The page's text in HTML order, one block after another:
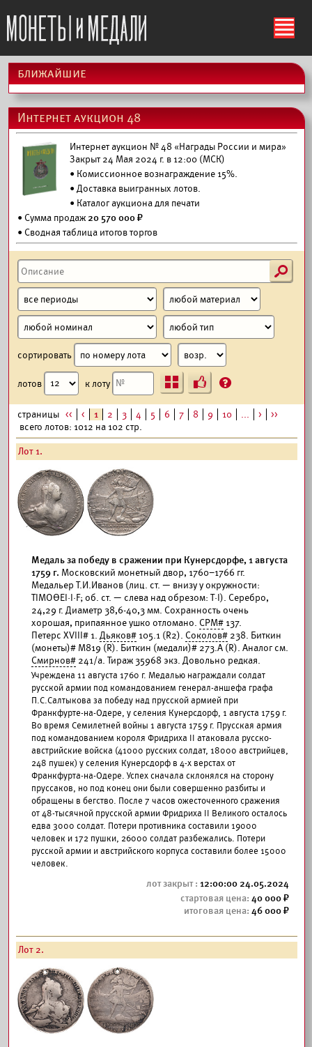
ś
ближайшие
Интернет аукцион 48
Интернет аукцион № 48 «Награды России и мира»
Закрыт 24 Мая 2024 г. в 12:00 (МСК)
• Комиссионное вознаграждение 15%.
•Доставка выигранных лотов.
• Каталог аукциона для печати
• Сумма продаж 20 570 000 ₽
• Сводная таблица итогов торгов
s
сортировать
лотов к лоту Ъ ?
страницы << < 1 2 3 4 5 6 7 8 9 10 ... >
>>
всего лотов: 1012 на 102 стр.
Лот 1.
Медаль за победу в сражении при Кунерсдорфе, 1 августа
1759 г. Московский монетный двор, 1760–1766 гг.
Медальер Т.И.Иванов (лиц. ст. — внизу у окружности:
ТIМОΘЕI·I·F; об. ст. — слева над обрезом: Т·I). Серебро,
24,29 г. Диаметр 38,6-40,3 мм. Сохранность очень
хорошая, припаянное ушко отломано. СРМ# 137.
Петерс XVIII# 1. Дьяков# 105.1 (R2). Соколов# 238. Биткин
(монеты)# М819 (R). Биткин (медали)# 273.А (R). Аналог см.
Смирнов# 241/а. Тираж 35968 экз. Довольно редкая.
Учреждена 11 августа 1760 г. Медалью награждали солдат
русской армии под командованием генерал-аншефа графа
П.С.Салтыкова за победу над прусской армией при
Франкфурте-на-Одере, у селения Кунерсдорф, 1 августа 1759 г.
Во время Семилетней войны 1 августа 1759 г. Прусская армия
под командованием короля Фридриха II атаковала русско-
австрийские войска (41000 русских солдат, 18000 австрийцев,
248 пушек) у селения Кунерсдорф в 4-х верстах от
Франкфурта-на-Одере. Успех сначала склонялся на сторону
пруссаков, но под конец они были совершенно разбиты и
обращены в бегство. После 7 часов ожесточенного сражения
от 48-тысячной прусской армии Фридриха II Великого осталось
едва 3000 солдат. Потери противника составили 19000
человек и 172 пушки, 26000 солдат разбежались. Потери
русской армии и австрийского корпуса составили более 15000
человек.
12:00:00 24.05.2024
40 000
46 000
Лот 2.